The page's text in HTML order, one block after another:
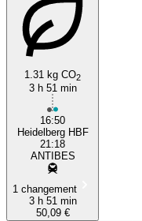
1.31 kg CO2
3 h 51 min
16:50
Heidelberg HBF
21:18
ANTIBES
1 changement
3 h 51 min
50,09 €